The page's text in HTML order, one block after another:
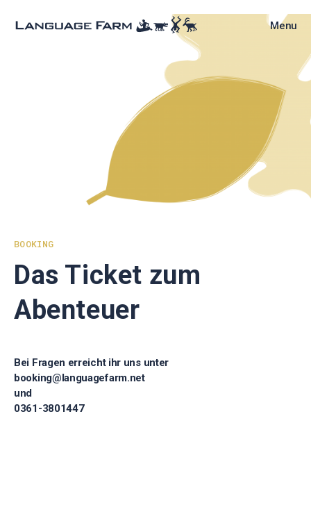
Menu
BOOKING
Das Ticket zum
Abenteuer
Bei Fragen erreicht ihr uns unter
booking@languagefarm.net
und
0361-3801447